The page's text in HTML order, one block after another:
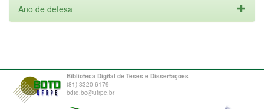
Ano de defesa
Biblioteca Digital de Teses e Dissertações
(81) 3320-6179
bdtd.bc@ufrpe.br